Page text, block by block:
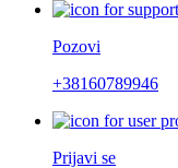
Pozovi
+38160789946
Prijavi se